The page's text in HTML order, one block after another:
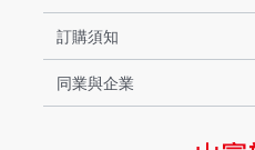
訂購須知
同業與企業